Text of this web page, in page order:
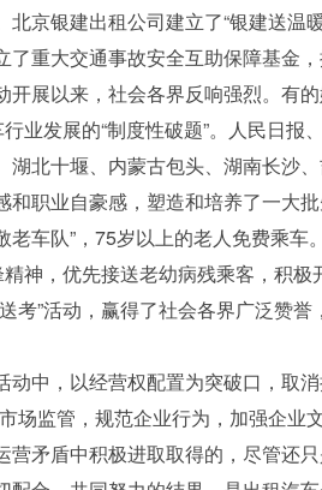
京银建出租公司建立了“银建送温
重大交通事故安全互助保障基金
开展以来，社会各界反响强烈。有
业发展的“制度性破题”。人民日
北十堰、内蒙古包头、湖南长沙
职业自豪感，塑造和培养了一大
车队”，75岁以上的老人免费乘
神，优先接送老幼病残乘客，积
考”活动，赢得了社会各界广泛赞
中，以经营权配置为突破口，取
场监管，规范企业行为，加强企业
矛盾中积极进取取得的，尽管还